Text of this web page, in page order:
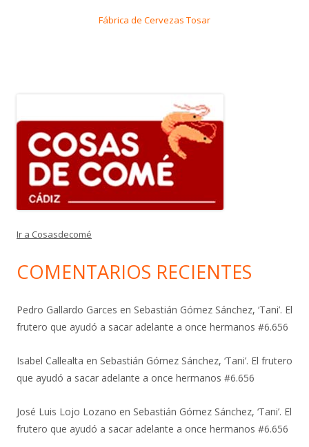
Fábrica de Cervezas Tosar
Ir a Cosasdecomé
COMENTARIOS RECIENTES
Pedro Gallardo Garces en Sebastián Gómez Sánchez, ‘Tani’. El
frutero que ayudó a sacar adelante a once hermanos #6.656
Isabel Callealta en Sebastián Gómez Sánchez, ‘Tani’. El frutero
que ayudó a sacar adelante a once hermanos #6.656
José Luis Lojo Lozano en Sebastián Gómez Sánchez, ‘Tani’. El
frutero que ayudó a sacar adelante a once hermanos #6.656